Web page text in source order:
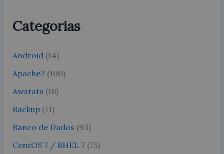
Categorias
Android(14)
Apache2 (100)
Awstats (18)
Backup(71)
Banco de Dados (93)
CentOS 7 / RHEL 7(75)